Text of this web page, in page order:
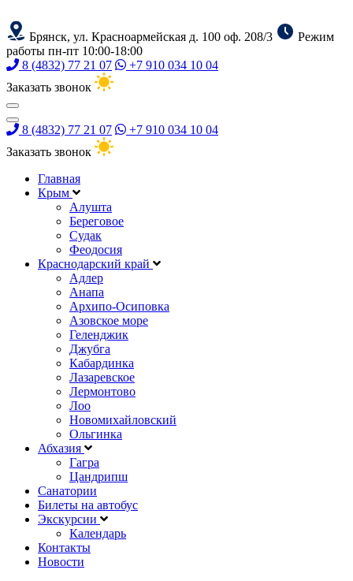
Брянск, ул. Красноармейская д. 100 оф. 208/3
Режим
работы пн-пт 10:00-18:00
8 (4832) 77 21 07
+7 910 034 10 04
Заказать звонок
8 (4832) 77 21 07
+7 910 034 10 04
Заказать звонок
Главная
Крым
Алушта
Береговое
Судак
Феодосия
Краснодарский край
Адлер
Анапа
Архипо-Осиповка
Азовское море
Геленджик
Джубга
Кабардинка
Лазаревское
Лермонтово
Лоо
Новомихайловский
Ольгинка
Абхазия
Гагра
Цандрипш
Санатории
Билеты на автобус
Экскурсии
Календарь
Контакты
Новости